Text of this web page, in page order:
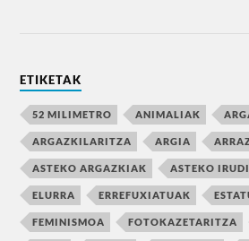
ETIKETAK
52 MILIMETRO ANIMALIAK
ARGAZKILARITZA ARGIA
ASTEKO ARGAZKIAK ASTEKO
ELURRA ERREFUXIATUAK
FEMINISMOA FOTOKAZETARITZA